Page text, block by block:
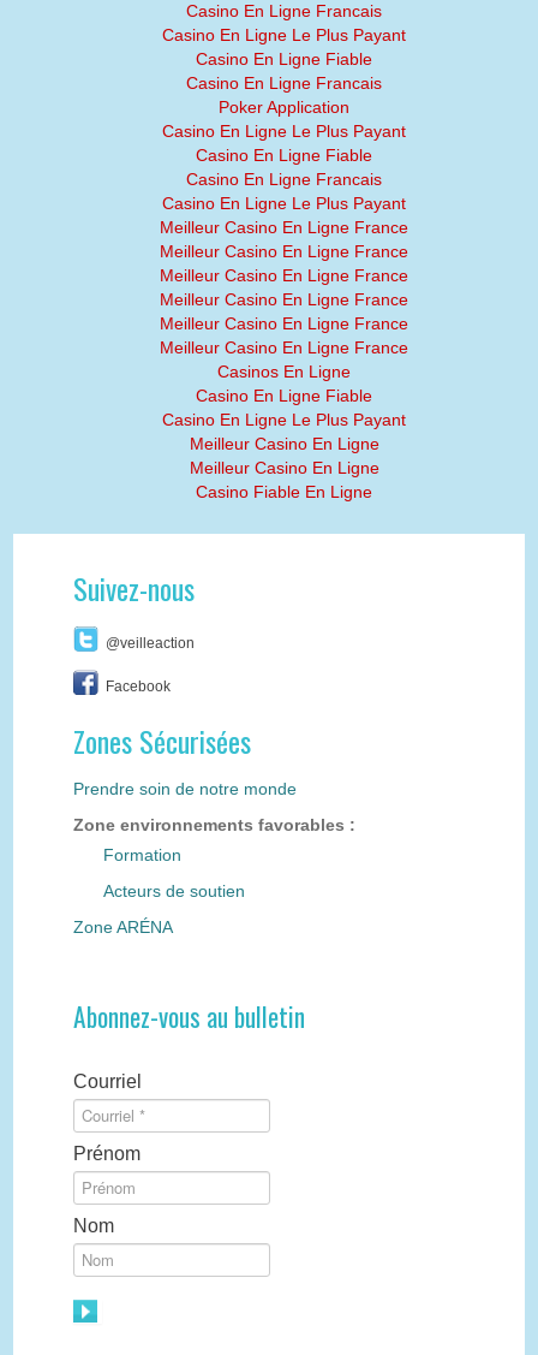
Casino En Ligne Francais
Casino En Ligne Le Plus Payant
Casino En Ligne Fiable
Casino En Ligne Francais
Poker Application
Casino En Ligne Le Plus Payant
Casino En Ligne Fiable
Casino En Ligne Francais
Casino En Ligne Le Plus Payant
Meilleur Casino En Ligne France
Meilleur Casino En Ligne France
Meilleur Casino En Ligne France
Meilleur Casino En Ligne France
Meilleur Casino En Ligne France
Meilleur Casino En Ligne France
Casinos En Ligne
Casino En Ligne Fiable
Casino En Ligne Le Plus Payant
Meilleur Casino En Ligne
Meilleur Casino En Ligne
Casino Fiable En Ligne
Suivez-nous
@veilleaction
Facebook
Zones Sécurisées
Prendre soin de notre monde
Zone environnements favorables :
Formation
Acteurs de soutien
Zone ARÉNA
Abonnez-vous au bulletin
Courriel
Prénom
Nom